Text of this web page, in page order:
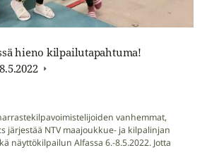
hieno kilpailutapahtuma!
vanhemmat,
järjestää NTV maajoukkue- ja kilpalinjan
näyttökilpailun Alfassa 6.-8.5.2022. Jotta